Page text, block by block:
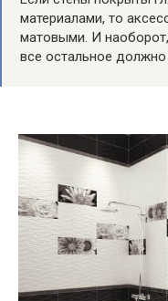
материалами, то
матовыми. И
все остальное